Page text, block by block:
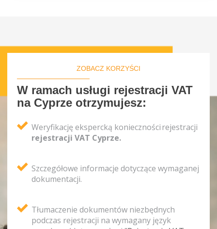
ZOBACZ KORZYŚCI
W ramach usługi rejestracji VAT
na Cyprze otrzymujesz:
Weryfikację ekspercką konieczności rejestracji
rejestracji VAT Cyprze.
Szczegółowe informacje dotyczące wymaganej
dokumentacji.
Tłumaczenie dokumentów niezbędnych
podczas rejestracji na wymagany język